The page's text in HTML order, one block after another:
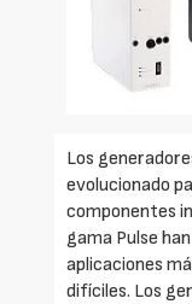
Los
evolucionado
componentes
gama Pulse
aplicaciones
difíciles. Los